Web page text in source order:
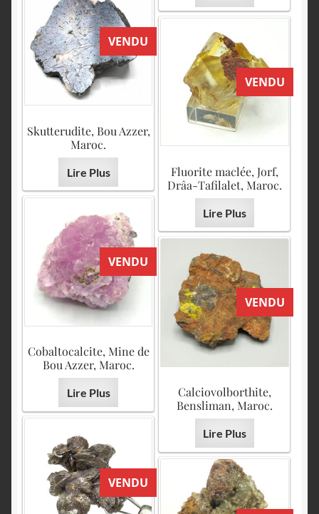
VENDU
Skutterudite, Bou Azzer,
Maroc.
Lire Plus
VENDU
Fluorite maclée, Jorf,
Drâa-Tafilalet, Maroc.
Lire Plus
VENDU
Cobaltocalcite, Mine de
Bou Azzer, Maroc.
Lire Plus
VENDU
Calciovolborthite,
Bensliman, Maroc.
Lire Plus
VENDU